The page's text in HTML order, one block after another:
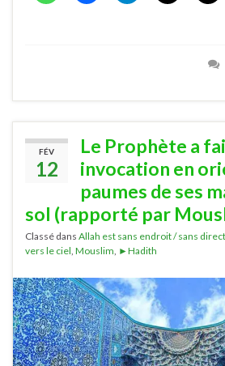
FÉV
12
Le Prophète a
invocation en
paumes de ses
sol (rapporté par
Classé dans Allah est sans endroit / sans
vers le ciel Mouslim ►Hadith